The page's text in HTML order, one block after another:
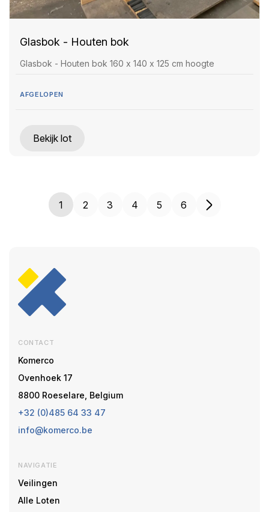
Glasbok - Houten bok
Glasbok - Houten bok 160 x 140 x 125 cm hoogte
AFGELOPEN
Bekijk lot
1 2 3 4 5 6
CONTACT
Komerco
Ovenhoek 17
8800 Roeselare, Belgium
+32 (0)485 64 33 47
info@komerco.be
NAVIGATIE
Veilingen
Alle Loten